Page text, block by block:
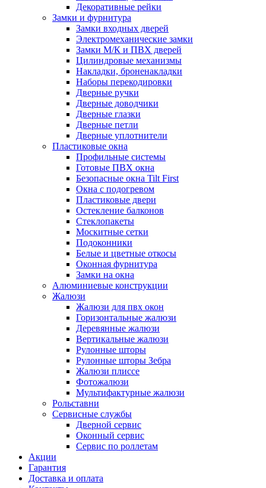
Декоративные рейки
Замки и фурнитура
Замки входных дверей
Электромеханические замки
Замки М/К и ПВХ дверей
Цилиндровые механизмы
Накладки, броненакладки
Наборы перекодировки
Дверные ручки
Дверные доводчики
Дверные глазки
Дверные петли
Дверные уплотнители
Пластиковые окна
Профильные системы
Готовые ПВХ окна
Безопасные окна Tilt First
Окна с подогревом
Пластиковые двери
Остекление балконов
Стеклопакеты
Москитные сетки
Подоконники
Белые и цветные откосы
Оконная фурнитура
Замки на окна
Алюминиевые конструкции
Жалюзи
Жалюзи для пвх окон
Горизонтальные жалюзи
Деревянные жалюзи
Вертикальные жалюзи
Рулонные шторы
Рулонные шторы Зебра
Жалюзи плиссе
Фотожалюзи
Мультифактурные жалюзи
Рольставни
Сервисные службы
Дверной сервис
Оконный сервис
Сервис по роллетам
Акции
Гарантия
Доставка и оплата